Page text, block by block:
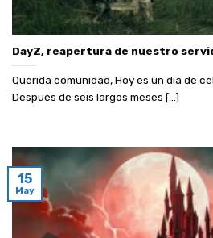
DayZ, reapertura de nuestro
Querida comunidad, Hoy es un día de
Después de seis largos meses [...]
15
May